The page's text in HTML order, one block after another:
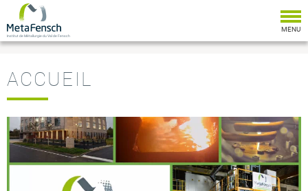
Institut de Métallurgie du Val de Fensch
MENU
ACCUEIL